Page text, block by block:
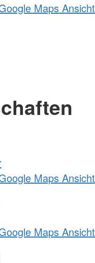
Maps Ansicht
Maps Ansicht
Maps Ansicht